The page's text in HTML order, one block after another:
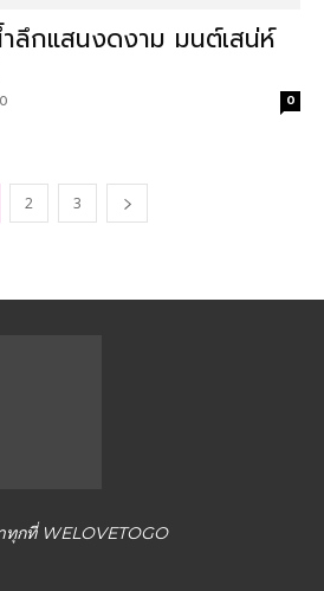
ำลึกแสนงดงาม มนต์เสน่ห์
0
2 3
ทุกที่ WELOVETOGO